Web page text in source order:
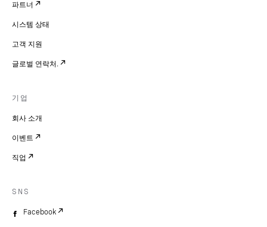
파트너
시스템 상태
고객 지원
글로벌 연락처.
기업
회사 소개
이벤트
직업
SNS
Facebook